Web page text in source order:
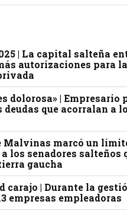
| La capital salteña
autorizaciones para la
dolorosa» | Empresario
deudas que acorralan a
Malvinas marcó un
los senadores salteños
gaucha
carajo | Durante la
empresas empleadoras